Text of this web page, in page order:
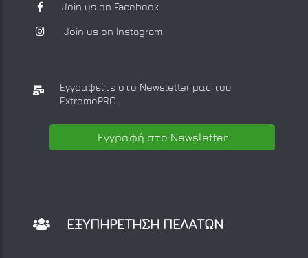
Join us on Facebook
Join us on Instagram
Εγγραφείτε στο Newsletter μας του
ExtremePRO.
Εγγραφή στο Newsletter
ΕΞΥΠΗΡΕΤΗΣΗ ΠΕΛΑΤΩΝ